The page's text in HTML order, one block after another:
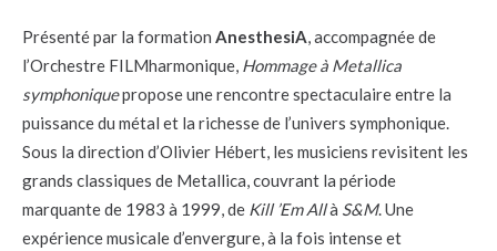
Présenté par la formation AnesthesiA, accompagnée de
l’Orchestre FILMharmonique, Hommage à Metallica
symphoniquepropose une rencontre spectaculaire entre la
puissance du métal et la richesse de l’univers symphonique.
Sous la direction d’Olivier Hébert, les musiciens revisitent les
grands classiques de Metallica, couvrant la période
marquante de 1983 à 1999, de Kill ’Em Allà S&M. Une
expérience musicale d’envergure, à la fois intense et